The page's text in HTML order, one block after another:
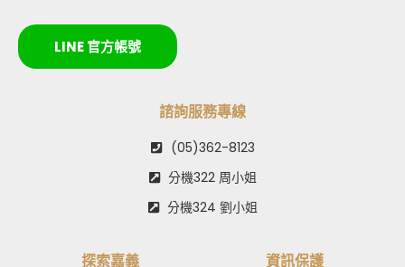
LINE 官方帳號
諮詢服務專線
(05)362-8123
分機322 周小姐
分機324 劉小姐
探索嘉義 資訊保護